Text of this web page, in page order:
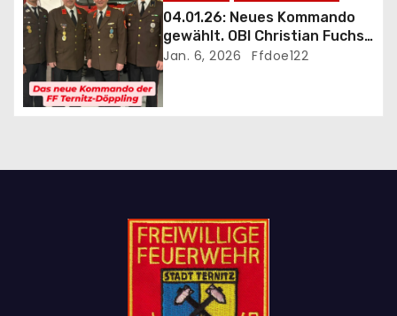
o
n
04.01.26: Neues Kommando
gewählt. OBI Christian Fuchs
als Kommandant bestätigt
Jan. 6, 2026 Ffdoe122